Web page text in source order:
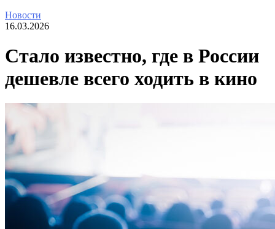
Новости
16.03.2026
Стало известно, где в России
дешевле всего ходить в кино